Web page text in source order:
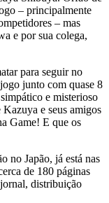
– principalmente
– mas
e por sua colega,
para seguir no
junto com quase 8
e misterioso
Kazuya e seus amigos
Game! E que os
no Japão, já está nas
de 180 páginas
distribuição